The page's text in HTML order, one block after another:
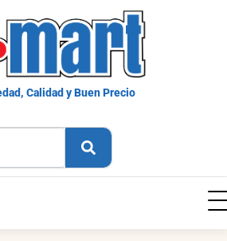
Calidad y Buen Precio